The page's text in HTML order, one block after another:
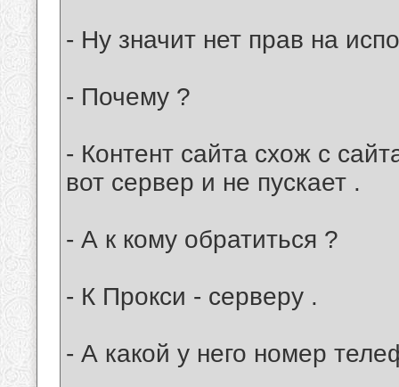
- Ну значит нет прав на
- Почему ?
- Контент сайта схож с
вот сервер и не пускает .
- А к кому обратиться ?
- К Прокси - серверу .
- А какой у него номер